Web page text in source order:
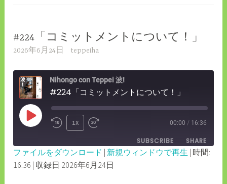
#224「コミットメントについて！」
2026年6月24日 teppeiha
Nihongo con Teppei 波!
#224「コミットメントについて！」
PLAY
REWIND
10
SECONDS
1X
FAST
FORWARD
30
00:00 / 16:36
SUBSCRIBE SHARE
SHARE
ファイルをダウンロード | 新規ウィンドウで再生 | 時間:
16:36 | 収録日 2026年6月24日